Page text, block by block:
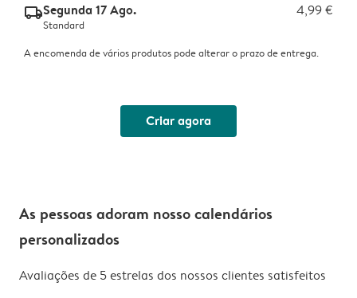
delivery_standard_v2Segunda 17 Ago. 4,99 €
Standard
A encomenda de vários produtos pode alterar o prazo de entrega.
Criar agora
As pessoas adoram nosso calendários
personalizados
Avaliações de 5 estrelas dos nossos clientes satisfeitos